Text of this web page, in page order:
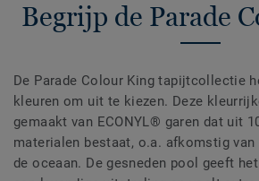
Begrijp de Parade
De Parade Colour King tapijtcollectie
kleuren om uit te kiezen. Deze
gemaakt van ECONYL® garen dat uit
materialen bestaat, o.a. afkomstig
de oceaan. De gesneden pool geeft